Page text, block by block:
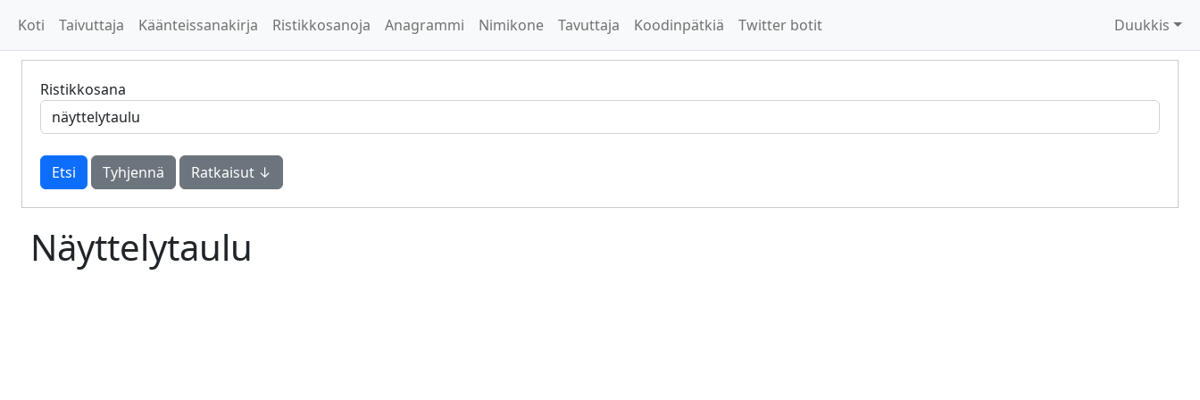
Koti Taivuttaja Käänteissanakirja Ristikkosanoja Anagrammi Nimikone Tavuttaja Koodinpätkiä Twitter botit Duukkis
Ristikkosana
Tyhjennä Ratkaisut ↓
Näyttelytaulu